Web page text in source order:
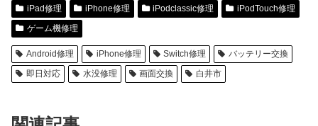
iPad修理 iPhone修理 iPodclassic修理
iPodTouch修理
ゲーム機修理
Android修理 iPhone修理 Switch修理
バッテリー交換
即日対応
水没修理 画面交換 白井市